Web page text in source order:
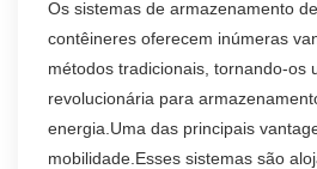
Os sistemas de armazenamento
contêineres oferecem inúmeras
métodos tradicionais, tornando-os
revolucionária para
energia.Uma das principais
mobilidade.Esses sistemas são